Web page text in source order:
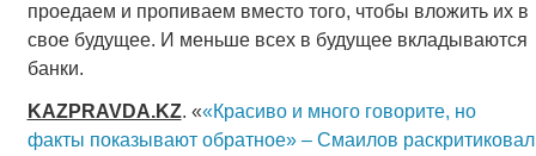
проедаем и пропиваем вместо того, чтобы вложить их в
свое будущее. И меньше всех в будущее вкладываются
банки.
KAZPRAVDA.KZ. ««Красиво и много говорите, но
факты показывают обратное» – Смаилов раскритиковал